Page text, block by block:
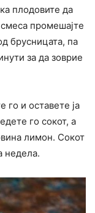
плодовите да
промешајте
брусницата, па
за да зоврие
го и оставете ја
го сокот, а
лимон. Сокот
недела.